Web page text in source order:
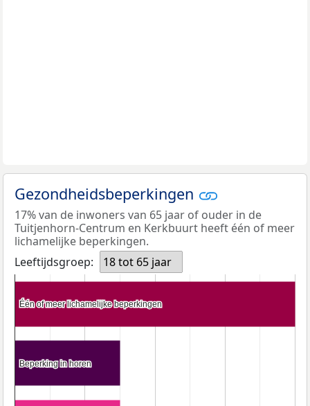
Gezondheidsbeperkingen
17% van de inwoners van 65 jaar of ouder in de
Tuitjenhorn-Centrum en Kerkbuurt heeft één of meer
lichamelijke beperkingen.
Leeftijdsgroep:
18 tot 65 jaar
Één of meer lichamelijke beperkingen
Één of meer lichamelijke beperkingen
Beperking in horen
Beperking in horen